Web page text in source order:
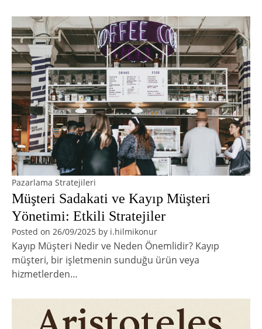
Pazarlama Stratejileri
Müşteri Sadakati ve Kayıp Müşteri
Yönetimi: Etkili Stratejiler
Posted on 26/09/2025 by i.hilmikonur
Kayıp Müşteri Nedir ve Neden Önemlidir? Kayıp
müşteri, bir işletmenin sunduğu ürün veya
hizmetlerden…